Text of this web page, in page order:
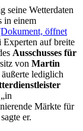
seine Wetterdaten
in einem
öffnet
Experten auf breite
Ausschusses für
von Martin
äußerte lediglich
Märkte für
er.